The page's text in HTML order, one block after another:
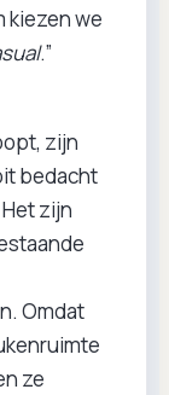
kiezen we
.”
zijn
bedacht
zijn
Omdat
ze